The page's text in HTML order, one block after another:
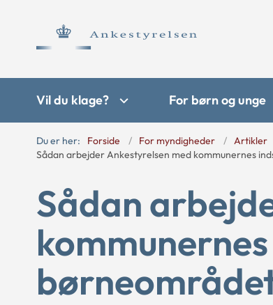
Vil du klage? For børn og unge
Du er her: Forside For myndigheder Artikler
Sådan arbejder Ankestyrelsen med kommunernes
Sådan